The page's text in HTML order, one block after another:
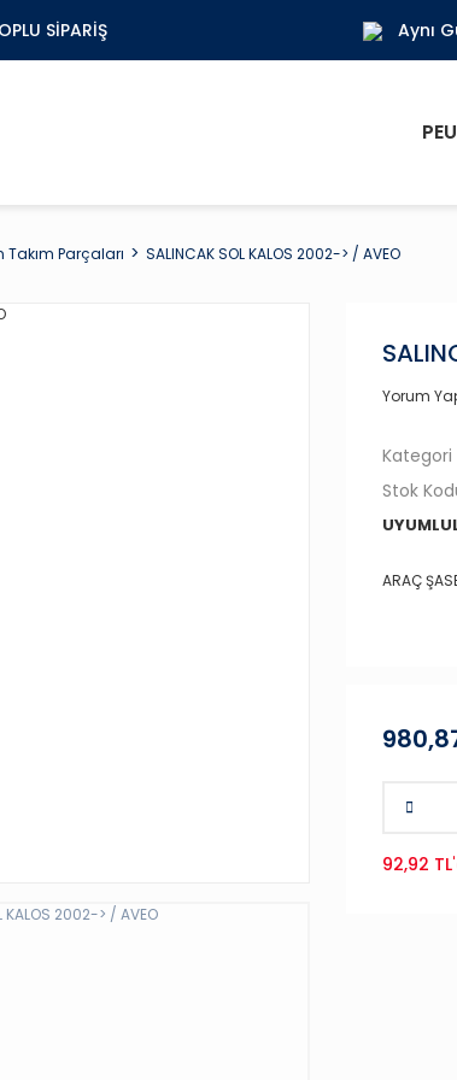
SIPARIŞ Aynı
Takım Parçaları SALINCAK SOL KALOS 2002-> / AVEO
Yorum
Kategori
Stok
ARAÇ
92,92 TL